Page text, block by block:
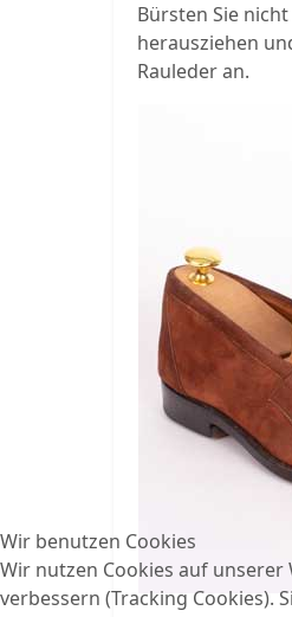
Bürsten Sie
herausziehen
Rauleder an.
Wir benutzen Cookies
Wir nutzen Cookies auf
verbessern (Tracking Cookies).